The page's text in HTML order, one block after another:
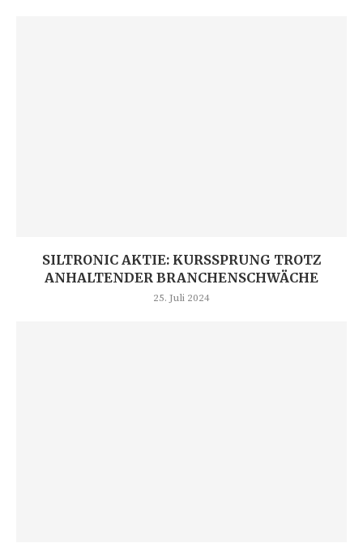
SILTRONIC AKTIE: KURSSPRUNG TROTZ
ANHALTENDER BRANCHENSCHWÄCHE
25. Juli 2024